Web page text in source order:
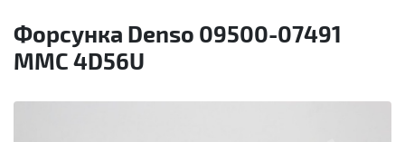
Форсунка Denso 09500-07491
MMC 4D56U